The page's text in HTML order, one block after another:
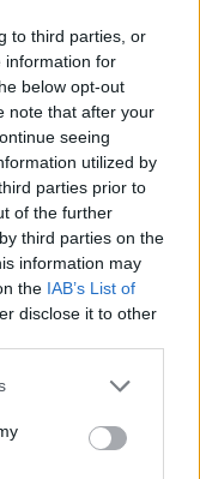
to third parties, or
information for
below opt-out
note that after your
seeing
utilized by
parties prior to
of the further
third parties on the
information may
the IAB’s List of
disclose it to other